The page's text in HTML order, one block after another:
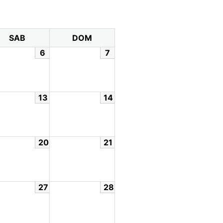
SAB
DOM
6
7
13 14
20 21
27 28